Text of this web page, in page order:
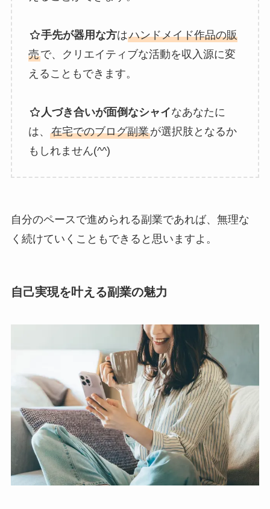
手先が器用な方はハンドメイド作品の販
売で、クリエイティブな活動を収入源に変
えることもできます。
人づき合いが面倒なシャイなあなたに
は、 在宅でのブログ副業が選択肢となるか
もしれません(^^)
自分のペースで進められる副業であれば、無理な
く続けていくこともできると思いますよ。
自己実現を叶える副業の魅力